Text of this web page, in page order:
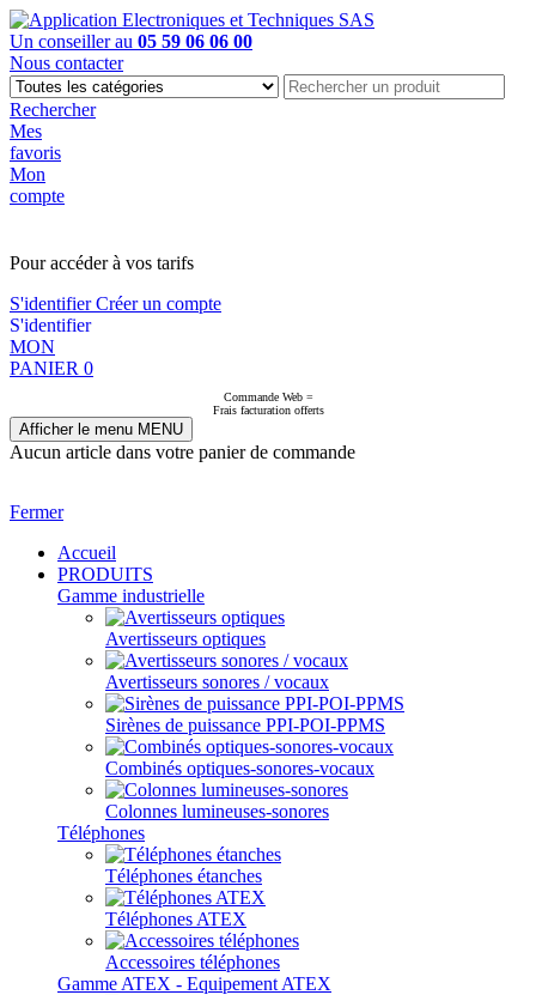
Un conseiller au 05 59 06 06 00
Nous contacter
Rechercher
Mes
favoris
Mon
compte
Pour accéder à vos tarifs
S'identifierCréer un compte
S'identifier
MON
PANIER 0
Commande Web =
Frais facturation offerts
Afficher le menu MENU
Aucun article dans votre panier de commande
Fermer
Accueil
PRODUITS
Gamme industrielle
Avertisseurs optiques
Avertisseurs sonores / vocaux
Sirènes de puissance PPI-POI-PPMS
Combinés optiques-sonores-vocaux
Colonnes lumineuses-sonores
Téléphones
Téléphones étanches
Téléphones ATEX
Accessoires téléphones
Gamme ATEX - Equipement ATEX